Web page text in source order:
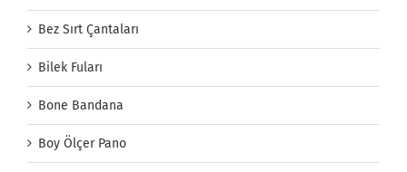
Bez Sırt Çantaları
Bilek Fuları
Bone Bandana
Boy Ölçer Pano